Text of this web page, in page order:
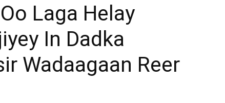
Afrika
Laga Helay
In Dadka
Wadaagaan Reer